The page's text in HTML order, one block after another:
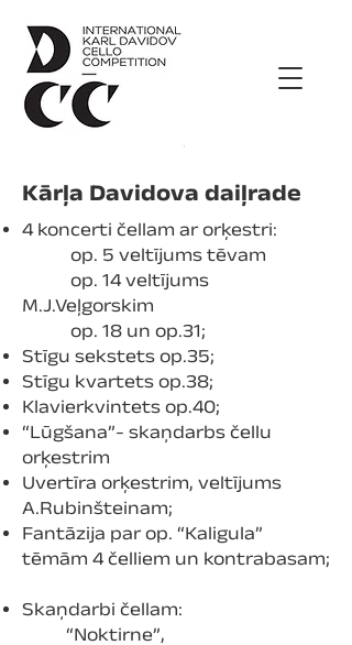
Kārļa Davidova daiļrade
4 koncerti čellam ar orķestri:
op. 5 veltījums tēvam
op. 14 veltījums
M.J.Veļgorskim
op. 18 un op.31;
Stīgu sekstets op.35;
Stīgu kvartets op.38;
Klavierkvintets op.40;
“Lūgšana”- skaņdarbs čellu
orķestrim
Uvertīra orķestrim, veltījums
A.Rubinšteinam;
Fantāzija par op. “Kaligula”
tēmām 4 čelliem un kontrabasam;
Skaņdarbi čellam:
“Noktirne”,